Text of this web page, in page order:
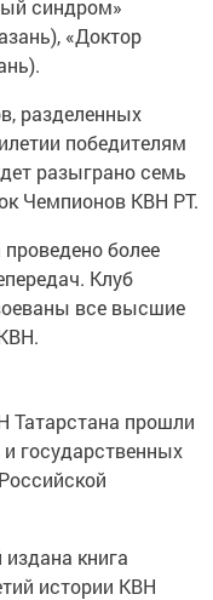
синдром»
«Доктор
разделенных
победителям
разыграно семь
Чемпионов КВН РТ.
более
Клуб
все высшие
Татарстана прошли
государственных
книга
истории КВН